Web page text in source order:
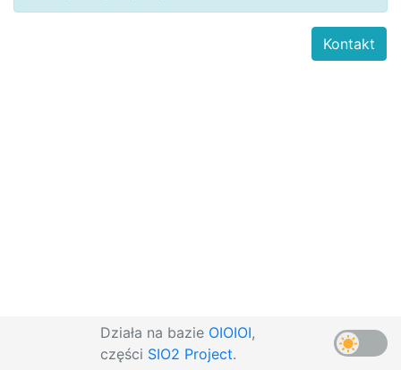
Działa na bazie OIOIOI,
części SIO2 Project.
Kontakt